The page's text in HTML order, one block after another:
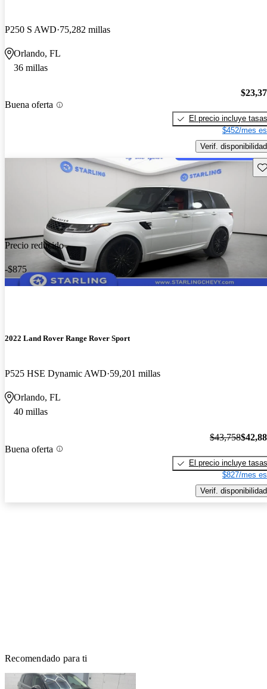
P250 S AWD 75,282 millas
Orlando, FL
36 millas
Buena oferta
El precio incluye tasas
$452/mes
Verif. disponibilidad
Precio reducido
-$875
2022 Land Rover Range Rover Sport
P525 HSE Dynamic AWD 59,201 millas
Orlando, FL
40 millas
Buena oferta
$43,758
El precio incluye tasas
$827/mes
Verif. disponibilidad
Recomendado para ti